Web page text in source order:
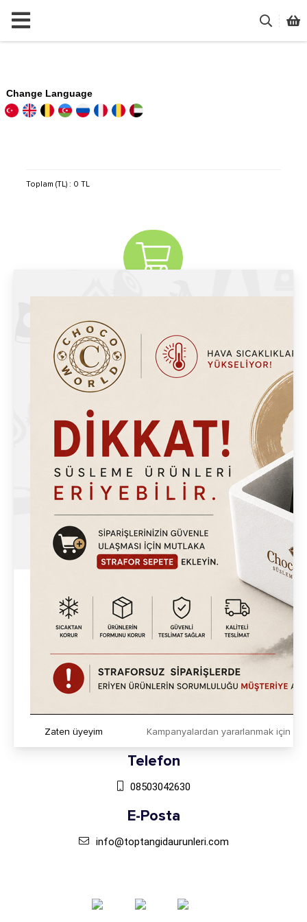
Change Language
Toplam (TL) : 0 TL
Sepetin Şuan Boş
Alışveriş sepetinizde henüz ürün
bulunmuyor. Sitemizde ilginizi çeken
kategoriler içerisinden ürünleri
keşfederek alışveriş deneyiminize
hemen başlayabilirsiniz.
Sosyal Medya`da Takip Et
Daha Fazla Bilgi
Online İşlemler
Üyelik İşlemleri
Sosyal Medya`da Takip Et
Adres
Office Kat:23/387 Bağcılar-İstanbul
Telefon
08503042630
E-Posta
info@toptangidaurunleri.com
Kampanyalardan yararlanmak için
Zaten üyeyim